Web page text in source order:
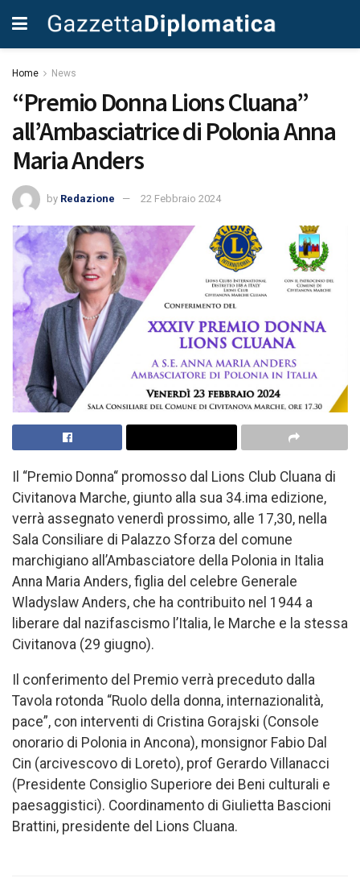
Home News
“Premio Donna Lions Cluana”
all’Ambasciatrice di Polonia Anna
Maria Anders
by Redazione 22 Febbraio 2024
Il “Premio Donna“ promosso dal Lions Club Cluana di
Civitanova Marche, giunto alla sua 34.ima edizione,
verrà assegnato venerdì prossimo, alle 17,30, nella
Sala Consiliare di Palazzo Sforza del comune
marchigiano all’Ambasciatore della Polonia in Italia
Anna Maria Anders, figlia del celebre Generale
Wladyslaw Anders, che ha contribuito nel 1944 a
liberare dal nazifascismo l’Italia, le Marche e la stessa
Civitanova (29 giugno).
Il conferimento del Premio verrà preceduto dalla
Tavola rotonda “Ruolo della donna, internazionalità,
pace”, con interventi di Cristina Gorajski (Console
onorario di Polonia in Ancona), monsignor Fabio Dal
Cin (arcivescovo di Loreto), prof Gerardo Villanacci
(Presidente Consiglio Superiore dei Beni culturali e
paesaggistici). Coordinamento di Giulietta Bascioni
Brattini, presidente del Lions Cluana.